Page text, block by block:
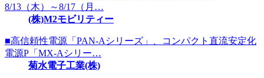
8/13（木）～8/17（月…
(株)M2モビリティー
■高信頼性電源「PAN-Aシリーズ」、コンパクト直流安定化
電源P「MX-Aシリー…
菊水電子工業(株)